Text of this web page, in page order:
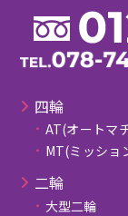
四輪
AT(オートマ
MT(ミッショ
⼆輪
大型二輪